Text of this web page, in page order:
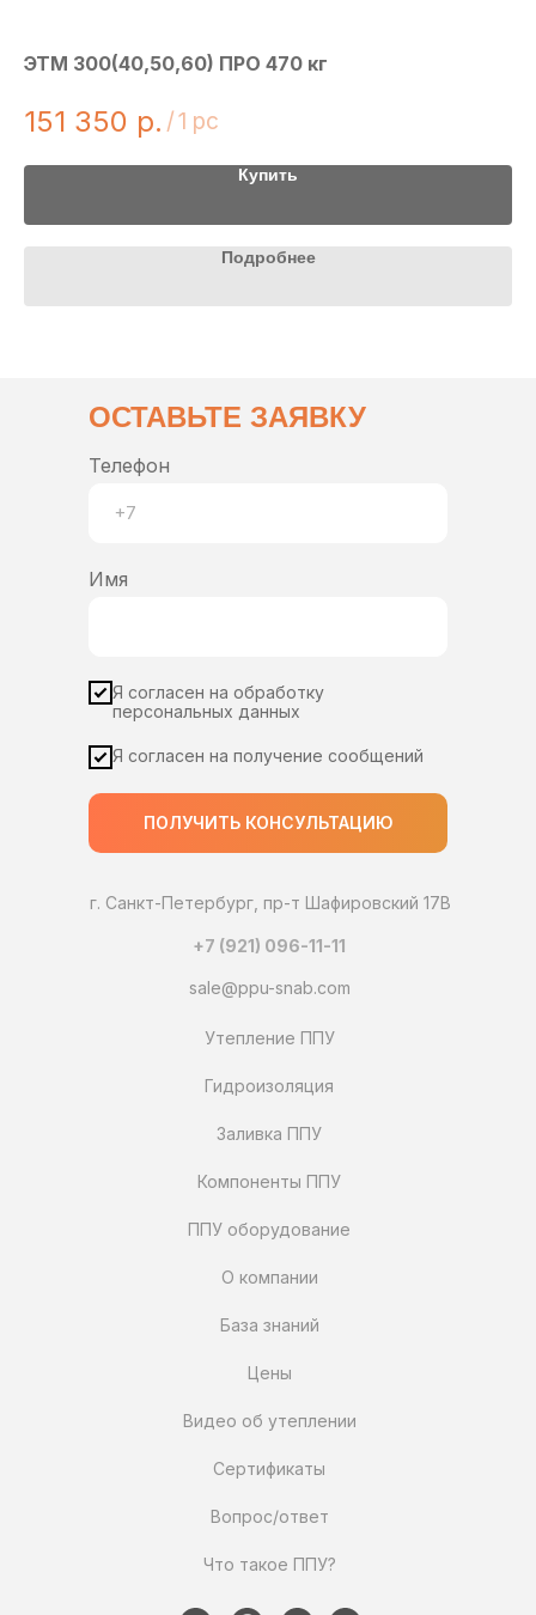
ЭТМ 300(40,50,60) ПРО 470 кг
151 350 р. /1 pc
Купить
Подробнее
ОСТАВЬТЕ ЗАЯВКУ
г. Санкт-Петербург, пр-т Шафировский 17В
+7 (921) 096-11-11
sale@ppu-snab.com
Что такое ППУ?
Вопрос/ответ
Сертификаты
Компоненты ППУ
Заливка ППУ
Видео об утеплении
ППУ оборудование
О компании
База знаний
Цены
Гидроизоляция
Утепление ППУ
Телефон
Имя
Я согласен на обработку
персональных данных
Я согласен на получение сообщений
ПОЛУЧИТЬ КОНСУЛЬТАЦИЮ